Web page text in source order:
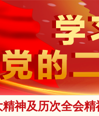
神及历次全会精